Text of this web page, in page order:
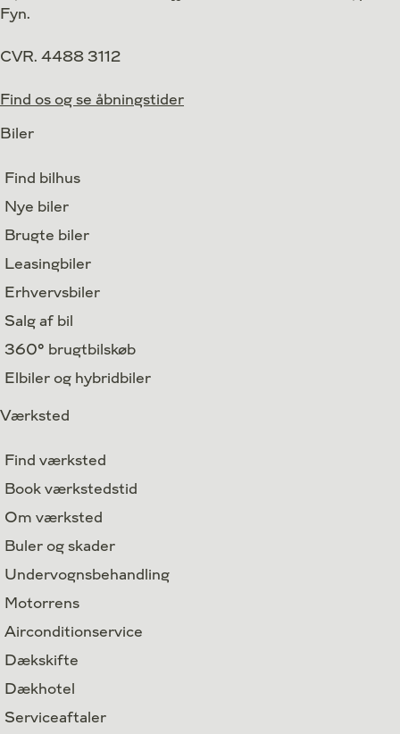
Fyn.
CVR. 4488 3112
Find os og se åbningstider
Biler
Find bilhus
Nye biler
Brugte biler
Leasingbiler
Erhvervsbiler
Salg af bil
360° brugtbilskøb
Elbiler og hybridbiler
Værksted
Find værksted
Book værkstedstid
Om værksted
Buler og skader
Undervognsbehandling
Motorrens
Airconditionservice
Dækskifte
Dækhotel
Serviceaftaler